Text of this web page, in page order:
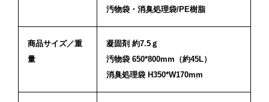
汚物袋・消臭処理袋/PE樹脂
商品サイズ／重
量
凝固剤 約7.5ｇ
汚物袋 650*800mm（約45L）
消臭処理袋 H350*W170mm